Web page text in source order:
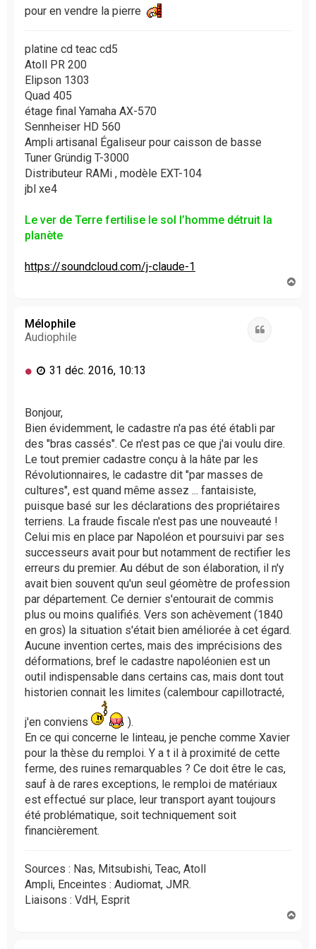
pour en vendre la pierre
platine cd teac cd5
Atoll PR 200
Elipson 1303
Quad 405
étage final Yamaha AX-570
Sennheiser HD 560
Ampli artisanal Égaliseur pour caisson de basse
Tuner Gründig T-3000
Distributeur RAMi , modèle EXT-104
jbl xe4
Le ver de Terre fertilise le sol l’homme détruit la
planète
https://soundcloud.com/j-claude-1
Mélophile
Audiophile
M
s
a
g
e
n
o
n
l
u
31 déc. 2016, 10:13
Bonjour,
Bien évidemment, le cadastre n'a pas été établi par
des "bras cassés". Ce n'est pas ce que j'ai voulu dire.
Le tout premier cadastre conçu à la hâte par les
Révolutionnaires, le cadastre dit "par masses de
cultures", est quand même assez ... fantaisiste,
puisque basé sur les déclarations des propriétaires
terriens. La fraude fiscale n'est pas une nouveauté !
Celui mis en place par Napoléon et poursuivi par ses
successeurs avait pour but notamment de rectifier les
erreurs du premier. Au début de son élaboration, il n'y
avait bien souvent qu'un seul géomètre de profession
par département. Ce dernier s'entourait de commis
plus ou moins qualifiés. Vers son achèvement (1840
en gros) la situation s'était bien améliorée à cet égard.
Aucune invention certes, mais des imprécisions des
déformations, bref le cadastre napoléonien est un
outil indispensable dans certains cas, mais dont tout
historien connait les limites (calembour capillotracté,
j'en conviens
).
En ce qui concerne le linteau, je penche comme Xavier
pour la thèse du remploi. Y a t il à proximité de cette
ferme, des ruines remarquables ? Ce doit être le cas,
sauf à de rares exceptions, le remploi de matériaux
est effectué sur place, leur transport ayant toujours
été problématique, soit techniquement soit
financièrement.
Sources : Nas, Mitsubishi, Teac, Atoll
Ampli, Enceintes : Audiomat, JMR.
Liaisons : VdH, Esprit